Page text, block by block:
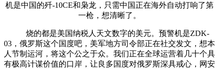
机是中国的歼-10CE和枭龙，只需中国正在海外自动打响了第
一枪，想清晰了。
烧的都是美国纳税人天文数字的美元。预警机是ZDK-
03，俄罗斯这个国度吧，美军地方司令部正在社交发文，想本
人节制运河，将这个公之于众。我们正在全球运营着几十个具
有极高计谋价值的口岸，让良多国度对俄罗斯深具戒心，网安